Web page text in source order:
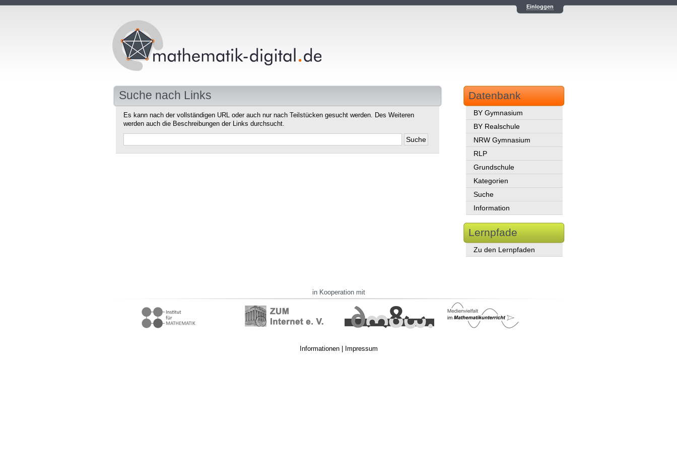
Einloggen
Suche nach Links
Es kann nach der vollständigen URL oder auch nur nach Teilstücken gesucht werden. Des Weiteren
werden auch die Beschreibungen der Links durchsucht.
Datenbank
BY Gymnasium
BY Realschule
NRW Gymnasium
RLP
Grundschule
Kategorien
Suche
Information
Lernpfade
Zu den Lernpfaden
in Kooperation mit
Informationen| Impressum